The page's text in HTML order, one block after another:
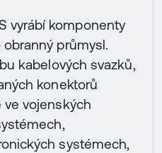
vyrábí komponenty
průmysl.
kabelových svazků,
konektorů
ve vojenských
systémech,